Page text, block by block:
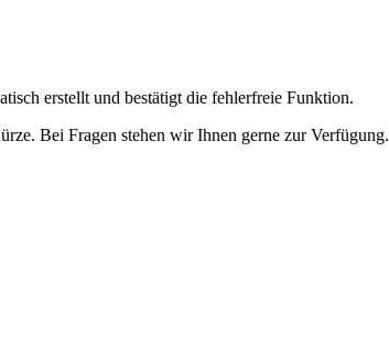
erstellt und bestätigt die fehlerfreie Funktion.
Bei Fragen stehen wir Ihnen gerne zur Verfügung.